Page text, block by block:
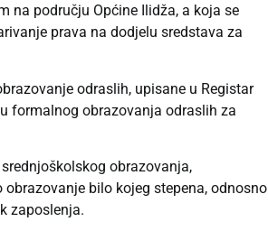
na području Općine Ilidža, a koja se
prava na dodjelu sredstava za
odraslih, upisane u Registar
formalnog obrazovanja odraslih za
obrazovanja,
bilo kojeg stepena, odnosno
zaposlenja.